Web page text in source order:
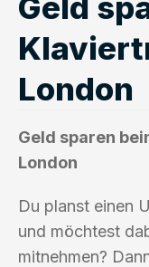
London
Geld sparen
London
Du planst einen
und möchtest
mitnehmen?